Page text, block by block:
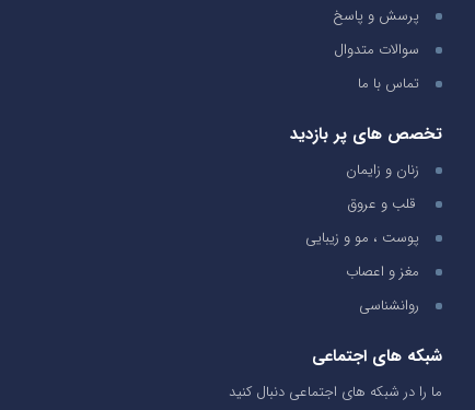
پرسش و پاسخ
سوالات متدوال
تماس با ما
تخصص های پر بازدید
زنان و زایمان
قلب و عروق
پوست ، مو و زیبایی
مغز و اعصاب
روانشناسی
شبکه های اجتماعی
ما را در شبکه های اجتماعی دنبال کنید